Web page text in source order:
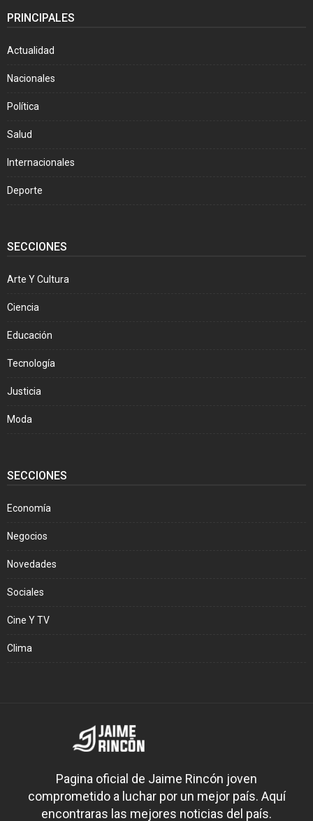
PRINCIPALES
Actualidad
Nacionales
Política
Salud
Internacionales
Deporte
SECCIONES
Arte Y Cultura
Ciencia
Educación
Tecnología
Justicia
Moda
SECCIONES
Economía
Negocios
Novedades
Sociales
Cine Y TV
Clima
Pagina oficial de Jaime Rincón joven
comprometido a luchar por un mejor país. Aquí
encontraras las mejores noticias del país.